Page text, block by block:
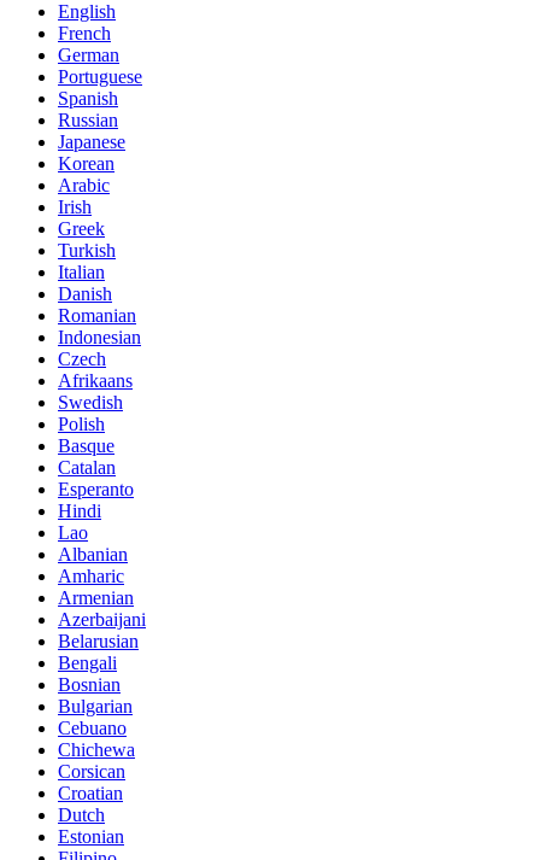
English
French
German
Portuguese
Spanish
Russian
Japanese
Korean
Arabic
Irish
Greek
Turkish
Italian
Danish
Romanian
Indonesian
Czech
Afrikaans
Swedish
Polish
Basque
Catalan
Esperanto
Hindi
Lao
Albanian
Amharic
Armenian
Azerbaijani
Belarusian
Bengali
Bosnian
Bulgarian
Cebuano
Chichewa
Corsican
Croatian
Dutch
Estonian